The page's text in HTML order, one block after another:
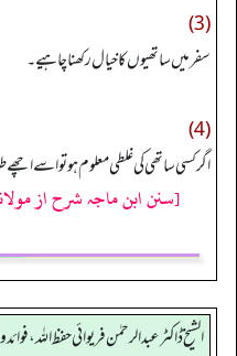
(3)
سفر میں ساتھیوں کا خیال رکھنا چاہیے۔
(4)
اگر کسی ساتھی کی غلطی معلوم ہو تو اسے
[سنن ابن ماجہ شرح از
الشیخ ڈاکٹر عبد الرحمٰن فریوائی حفظ اللہ،